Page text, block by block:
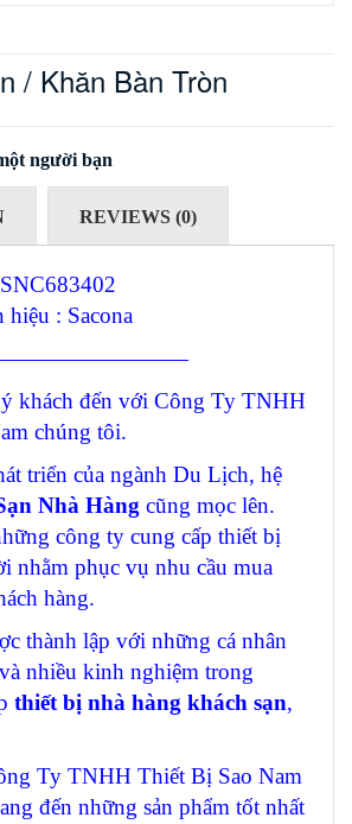
/ Khăn Bàn Tròn
người bạn
REVIEWS (0)
hiệu : Sacona
khách đến với Công Ty TNHH
chúng tôi.
triển của ngành Du Lịch, hệ
Nhà Hàng cũng mọc lên.
công ty cung cấp thiết bị
nhằm phục vụ nhu cầu mua
hàng.
thành lập với những cá nhân
nhiều kinh nghiệm trong
thiết bị nhà hàng khách sạn,
Ty TNHH Thiết Bị Sao Nam
đến những sản phẩm tốt nhất